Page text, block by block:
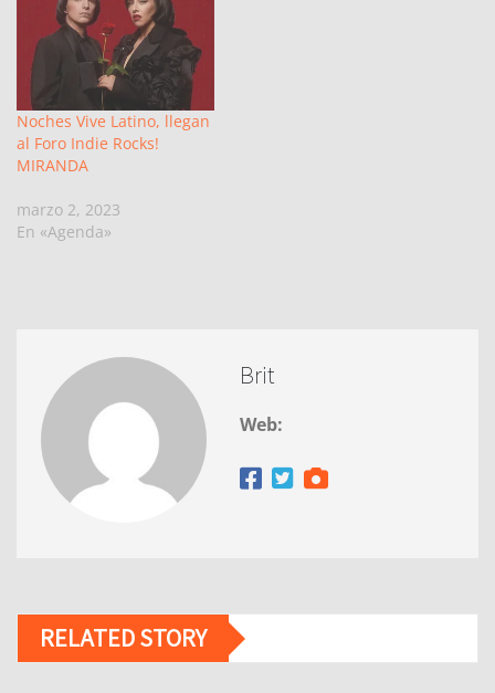
Noches Vive Latino, llegan
al Foro Indie Rocks!
MIRANDA
marzo 2, 2023
En «Agenda»
Brit
Web:
RELATED STORY